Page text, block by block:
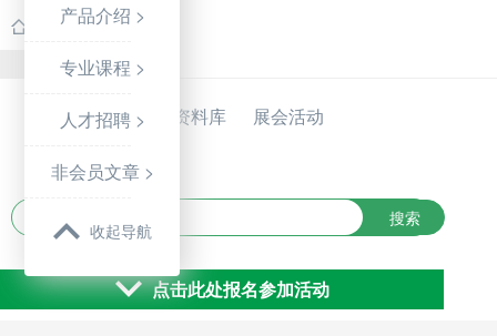
首页 > 展会活动
返回
资料库 展会活动
搜索
点击此处报名参加活动
产品介绍 >
专业课程 >
人才招聘 >
非会员文章 >
收起导航